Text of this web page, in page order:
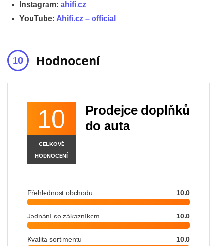
Instagram: ahifi.cz
YouTube: Ahifi.cz – official
Hodnocení
10
CELKOVÉ
HODNOCENÍ
Prodejce doplňků
do auta
Přehlednost obchodu 10.0
Jednání se zákazníkem 10.0
Kvalita sortimentu 10.0